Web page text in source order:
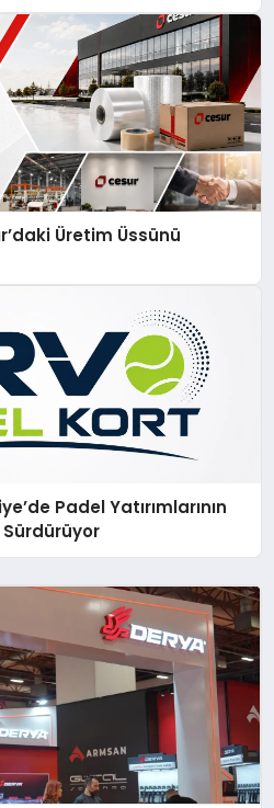
Üretim Üssünü
Padel Yatırımlarının
Sürdürüyor